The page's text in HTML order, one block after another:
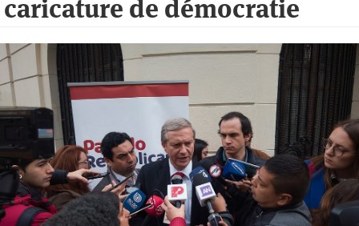
caricature de démocratie